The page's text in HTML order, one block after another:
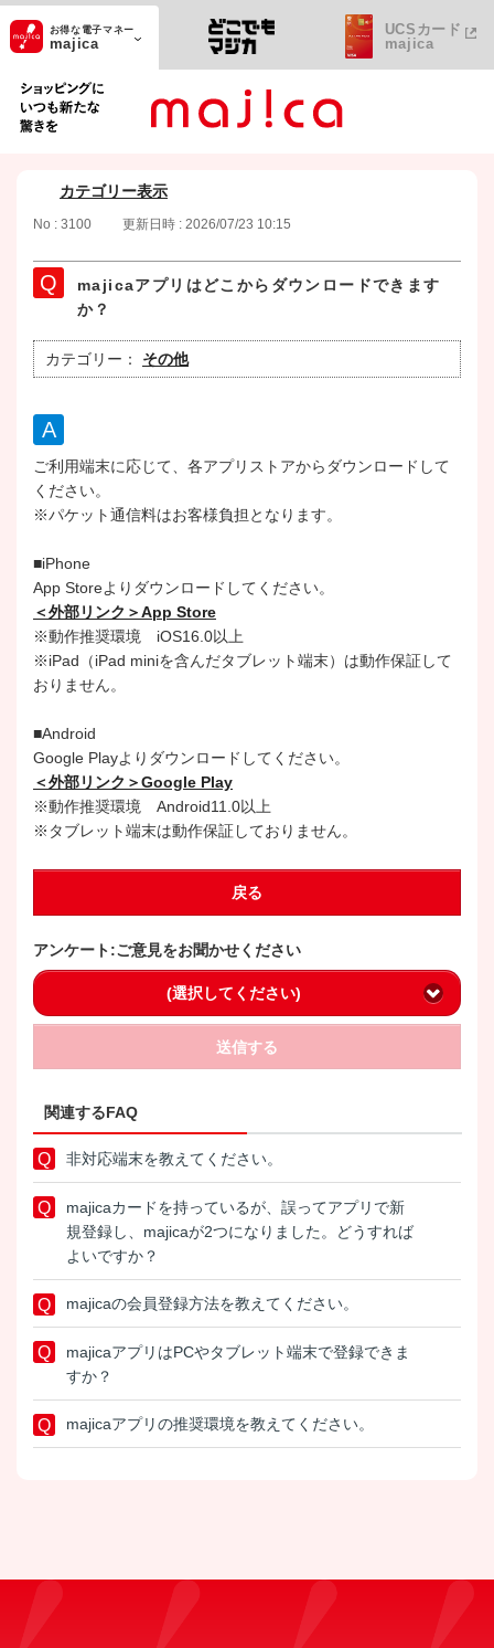
ショッピングにいつも新たな驚きを
お得な電子マネー
majica
UCSカード
majica
カテゴリー表示
No : 3100 更新日時 : 2026/07/23 10:15
majicaアプリはどこからダウンロードできます
か？
カテゴリー： その他
ご利用端末に応じて、各アプリストアからダウンロードして
ください。
※パケット通信料はお客様負担となります。
■iPhone
App Storeよりダウンロードしてください。
＜外部リンク＞App Store
※動作推奨環境 iOS16.0以上
※iPad（iPad miniを含んだタブレット端末）は動作保証して
おりません。
■Android
Google Playよりダウンロードしてください。
＜外部リンク＞Google Play
※動作推奨環境 Android11.0以上
※タブレット端末は動作保証しておりません。
戻る
アンケート:ご意見をお聞かせください
(選択してください)
送信する
関連するFAQ
非対応端末を教えてください。
majicaカードを持っているが、誤ってアプリで新
規登録し、majicaが2つになりました。どうすれば
よいですか？
majicaの会員登録方法を教えてください。
majicaアプリはPCやタブレット端末で登録できま
すか？
majicaアプリの推奨環境を教えてください。